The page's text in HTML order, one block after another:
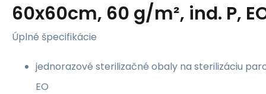
60x60cm, 60 g/m², ind. P,
Úplné špecifikácie
jednorazové sterilizačné obaly na sterilizáciu
EO